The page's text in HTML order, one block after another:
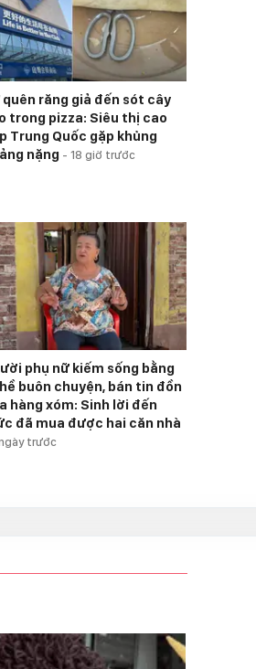
quên răng giả đến sót cây
trong pizza: Siêu thị cao
Trung Quốc gặp khủng
nặng - 18 giờ trước
phụ nữ kiếm sống bằng
buôn chuyện, bán tin đồn
hàng xóm: Sinh lời đến
đã mua được hai căn nhà
trước